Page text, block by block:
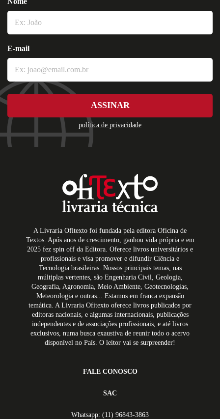
política de privacidade
E-mail
ASSINAR
A Livraria Ofitexto foi fundada pela editora Oficina de
Textos. Após anos de crescimento, ganhou vida própria e em
2025 fez spin off da Editora. Oferece livros universitários e
profissionais e visa promover e difundir Ciência e
Tecnologia brasileiras. Nossos principais temas, nas
múltiplas vertentes, são Engenharia Civil, Geologia,
Geografia, Agronomia, Meio Ambiente, Geotecnologias,
Meteorologia e outras... Estamos em franca expansão
temática. A Livraria Ofitexto oferece livros publicados por
editoras nacionais, e algumas internacionais, publicações
independentes e de associações profissionais, e até livros
exclusivos, numa busca exaustiva de reunir todo o acervo
disponível no País. O leitor vai se surpreender!
FALE CONOSCO
SAC
Whatsapp: (11) 96843-3863